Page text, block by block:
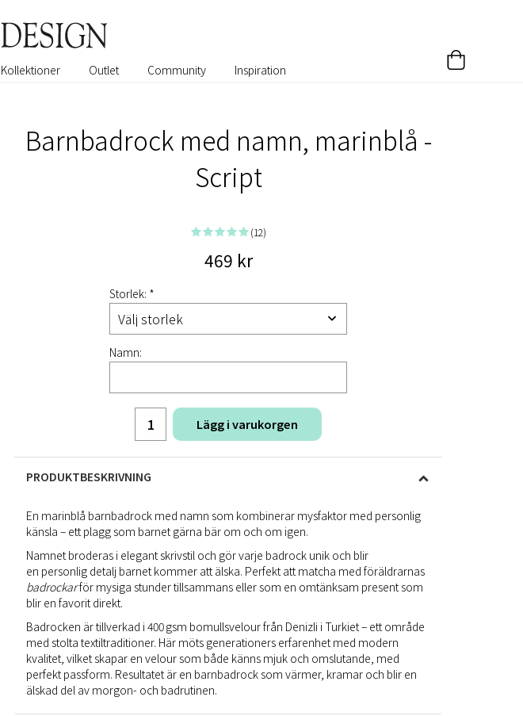
Kollektioner Outlet Community Inspiration
Barnbadrock med namn, marinblå -
Script
(12)
469 kr
Storlek: *
Namn:
Lägg i varukorgen
PRODUKTBESKRIVNING
En marinblå barnbadrock med namn som kombinerar mysfaktor med personlig
känsla – ett plagg som barnet gärna bär om och om igen.
Namnet broderas i elegant skrivstil och gör varje badrock unik och blir
en personlig detalj barnet kommer att älska. Perfekt att matcha med föräldrarnas
badrockarför mysiga stunder tillsammans eller som en omtänksam present som
blir en favorit direkt.
Badrocken är tillverkad i 400 gsm bomullsvelour från Denizli i Turkiet – ett område
med stolta textiltraditioner. Här möts generationers erfarenhet med modern
kvalitet, vilket skapar en velour som både känns mjuk och omslutande, med
perfekt passform. Resultatet är en barnbadrock som värmer, kramar och blir en
älskad del av morgon- och badrutinen.